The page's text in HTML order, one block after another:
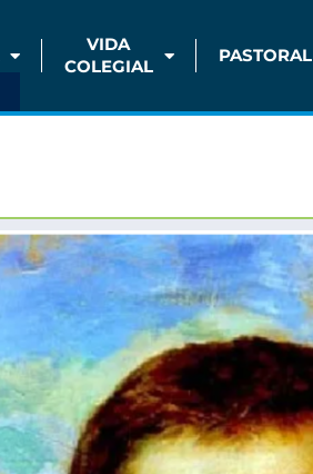
VIDA
COLEGIAL
PASTORAL